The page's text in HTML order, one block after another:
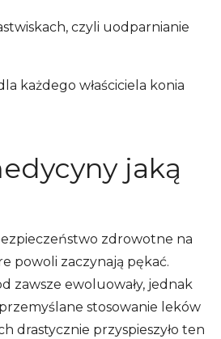
czyli uodparnianie
każdego właściciela konia
jaką
zdrowotne na
powoli zaczynają pękać.
zawsze ewoluowały, jednak
stosowanie leków
drastycznie przyspieszyło ten